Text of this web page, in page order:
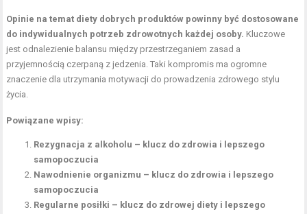
Opinie na temat diety dobrych produktów powinny być dostosowane
do indywidualnych potrzeb zdrowotnych każdej osoby. Kluczowe
jest odnalezienie balansu między przestrzeganiem zasad a
przyjemnością czerpaną z jedzenia. Taki kompromis ma ogromne
znaczenie dla utrzymania motywacji do prowadzenia zdrowego stylu
życia.
Powiązane wpisy:
Rezygnacja z alkoholu – klucz do zdrowia i lepszego
samopoczucia
Nawodnienie organizmu – klucz do zdrowia i lepszego
samopoczucia
Regularne posiłki – klucz do zdrowej diety i lepszego